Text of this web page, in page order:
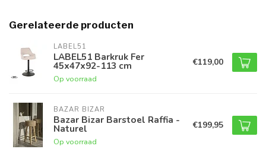
Gerelateerde producten
LABEL51
LABEL51 Barkruk Fer
45x47x92-113 cm
Op voorraad
€119,00
BAZAR BIZAR
Bazar Bizar Barstoel Raffia -
Naturel
Op voorraad
€199,95